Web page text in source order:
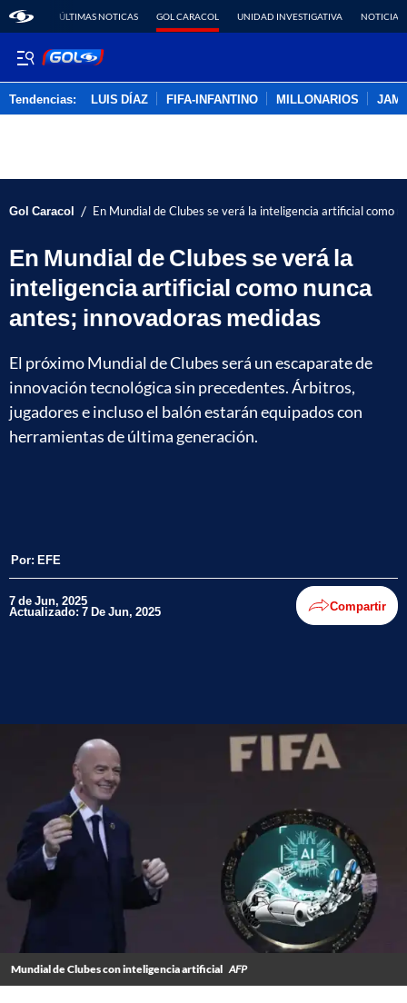
ÚLTIMAS NOTICAS GOL CARACOL UNIDAD INVESTIGATIVA NOTICIAS
Tendencias: LUIS DÍAZ FIFA-INFANTINO MILLONARIOS
Gol Caracol / En Mundial de Clubes se verá la inteligencia artificial como
En Mundial de Clubes se verá la
inteligencia artificial como nunca
antes; innovadoras medidas
El próximo Mundial de Clubes será un escaparate de
innovación tecnológica sin precedentes. Árbitros,
jugadores e incluso el balón estarán equipados con
herramientas de última generación.
Por: EFE
7 de Jun, 2025
Actualizado: 7 De Jun, 2025 Compartir
Mundial de Clubes con inteligencia artificial AFP